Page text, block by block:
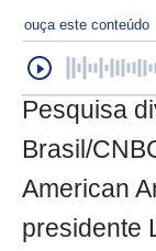
ouça este conteúdo
Pesquisa
Brasil/
American
presidente